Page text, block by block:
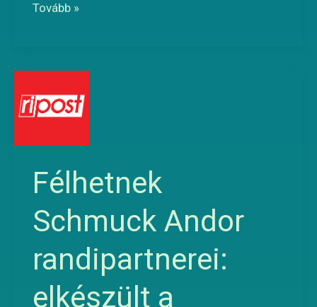
Tovább »
Félhetnek
Schmuck Andor
randipartnerei:
elkészült a
Schmuck
randipartnerei:
elkészült
a
politikus
leleplező
könyve